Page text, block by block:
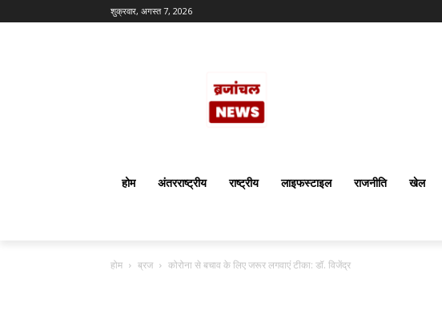
शुक्रवार, अगस्त 7, 2026
होम अंतरराष्ट्रीय राष्ट्रीय लाइफस्टाइल राजनीति खेल
होम ब्रज कोरोना से बचाव के लिए जरूर लगवाएं टीका: डॉ. विजेंद्र